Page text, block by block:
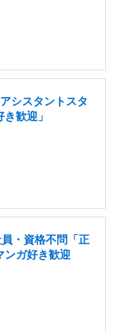
シスタントスタ
歓迎」
・資格不問「正
ンガ好き歓迎